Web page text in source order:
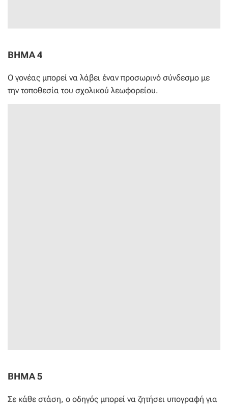
ΒΗΜΑ 4
Ο γονέας μπορεί να λάβει έναν προσωρινό σύνδεσμο με
την τοποθεσία του σχολικού λεωφορείου.
ΒΗΜΑ 5
Σε κάθε στάση, ο οδηγός μπορεί να ζητήσει υπογραφή για